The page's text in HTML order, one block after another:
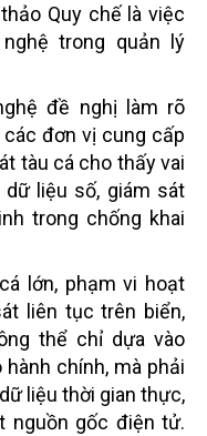
Quy chế là việc
trong quản lý
đề nghị làm rõ
đơn vị cung cấp
tàu cá cho thấy vai
liệu số, giám sát
trong chống khai
lớn, phạm vi hoạt
liên tục trên biển,
thể chỉ dựa vào
chính, mà phải
liệu thời gian thực,
nguồn gốc điện tử.